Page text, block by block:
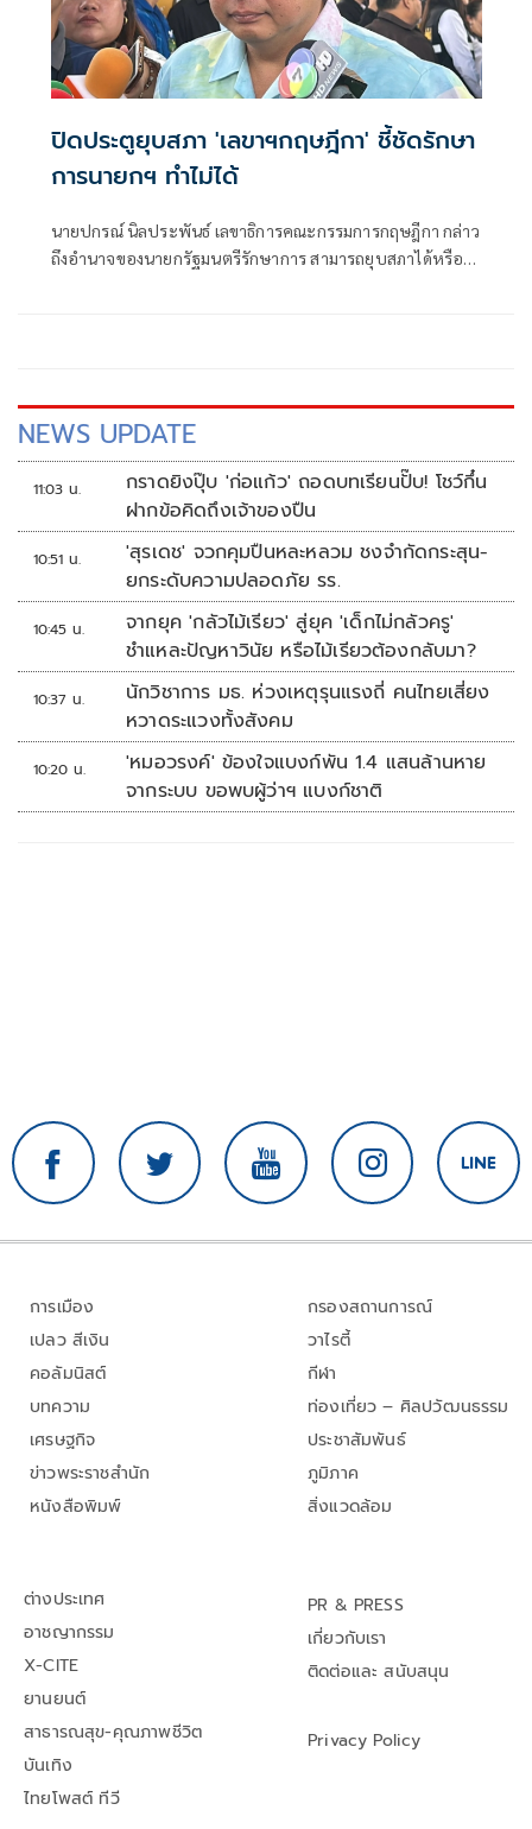
ปิดประตูยุบสภา 'เลขาฯกฤษฎีกา' ชี้ชัดรักษา
การนายกฯ ทำไม่ได้
นายปกรณ์ นิลประพันธ์ เลขาธิการคณะกรรมการกฤษฎีกา กล่าว
ถึงอำนาจของนายกรัฐมนตรีรักษาการ สามารถยุบสภาได้หรือไม่
NEWS UPDATE
11:03 น.
กราดยิงปุ๊บ 'ก่อแก้ว' ถอดบทเรียนปั๊บ! โชว์กึ๋น
ฝากข้อคิดถึงเจ้าของปืน
10:51 น.
'สุรเดช' จวกคุมปืนหละหลวม ชงจำกัดกระสุน-
ยกระดับความปลอดภัย รร.
10:45 น.
จากยุค 'กลัวไม้เรียว' สู่ยุค 'เด็กไม่กลัวครู'
ชำแหละปัญหาวินัย หรือไม้เรียวต้องกลับมา?
10:37 น.
นักวิชาการ มธ. ห่วงเหตุรุนแรงถี่ คนไทยเสี่ยง
หวาดระแวงทั้งสังคม
10:20 น.
'หมอวรงค์' ข้องใจแบงก์พัน 1.4 แสนล้านหาย
จากระบบ ขอพบผู้ว่าฯ แบงก์ชาติ
การเมือง
เปลว สีเงิน
คอลัมนิสต์
บทความ
เศรษฐกิจ
ข่าวพระราชสำนัก
หนังสือพิมพ์
กรองสถานการณ์
วาไรตี้
กีฬา
ท่องเที่ยว – ศิลปวัฒนธรรม
ประชาสัมพันธ์
ภูมิภาค
สิ่งแวดล้อม
ต่างประเทศ
อาชญากรรม
X-CITE
ยานยนต์
สาธารณสุข-คุณภาพชีวิต
บันเทิง
ไทยโพสต์ ทีวี
PR & PRESS
เกี่ยวกับเรา
ติดต่อและ สนับสนุน
Privacy Policy